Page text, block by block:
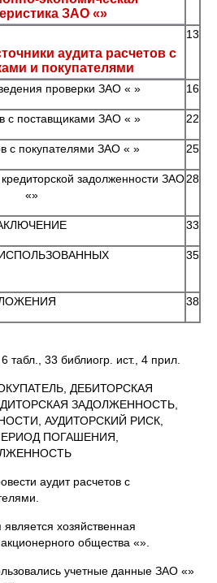
ЗАО «»
аудита расчетов с
и покупателями
13
проверки ЗАО « » 16
с поставщиками ЗАО « » 22
с покупателями ЗАО « » 25
задолженности ЗАО
«»
28
33
35
38
табл., 33 библиогр. ист., 4 прил.
ДЕБИТОРСКАЯ
ЗАДОЛЖЕННОСТЬ,
АУДИТОРСКИЙ РИСК,
ПОГАШЕНИЯ,
аудит расчетов с
хозяйственная
общества «».
учетные данные ЗАО «»